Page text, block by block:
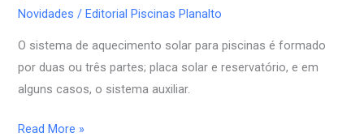
Novidades /Editorial Piscinas Planalto
O sistema de aquecimento solar para piscinas é formado
por duas ou três partes; placa solar e reservatório, e em
alguns casos, o sistema auxiliar.
aquecimento
pontos
Read More »